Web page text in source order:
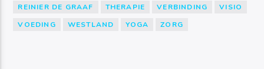
REINIER DE GRAAF
THERAPIE VERBINDING
VISIO
VOEDING
WESTLAND YOGA ZORG